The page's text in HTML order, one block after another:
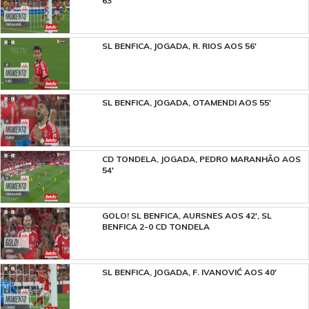
SL BENFICA, JOGADA, R. RIOS AOS 56'
SL BENFICA, JOGADA, OTAMENDI AOS 55'
CD TONDELA, JOGADA, PEDRO MARANHÃO AOS
54'
GOLO! SL BENFICA, AURSNES AOS 42', SL
BENFICA 2-0 CD TONDELA
SL BENFICA, JOGADA, F. IVANOVIĆ AOS 40'